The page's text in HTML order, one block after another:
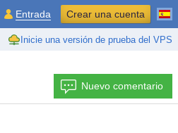
Inicie una versión de prueba del VPS
Entrada Crear una cuenta
Nuevo comentario